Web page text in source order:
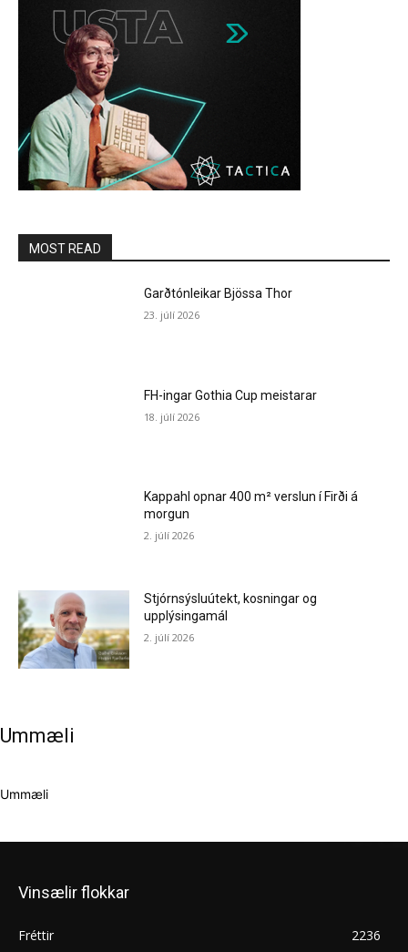
MOST READ
Garðtónleikar Bjössa Thor
23. júlí 2026
FH-ingar Gothia Cup meistarar
18. júlí 2026
Kappahl opnar 400 m² verslun í Firði á
morgun
2. júlí 2026
Stjórnsýsluútekt, kosningar og
upplýsingamál
2. júlí 2026
Ummæli
Ummæli
Vinsælir flokkar
Fréttir
2236